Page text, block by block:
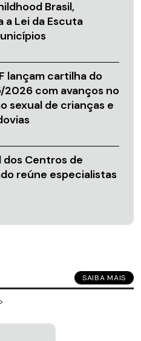
Brasil,
a Lei da Escuta
lançam cartilha do
com avanços no
sexual de crianças e
dos Centros de
reúne especialistas
SAIBA MAIS